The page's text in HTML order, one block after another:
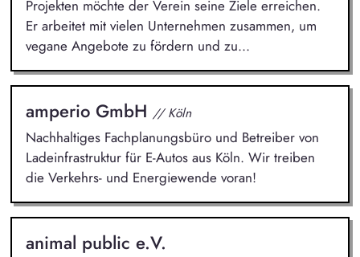
Projekten möchte der Verein seine Ziele erreichen.
Er arbeitet mit vielen Unternehmen zusammen, um
vegane Angebote zu fördern und zu...
amperio GmbH // Köln
Nachhaltiges Fachplanungsbüro und Betreiber von
Ladeinfrastruktur für E-Autos aus Köln. Wir treiben
die Verkehrs- und Energiewende voran!
animal public e.V.